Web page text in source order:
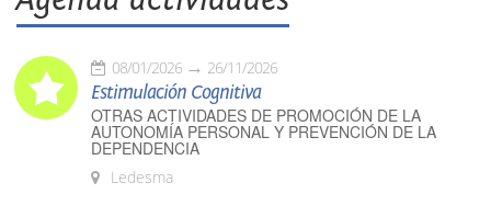
08/01/2026 26/11/2026
Estimulación Cognitiva
OTRAS ACTIVIDADES DE PROMOCIÓN DE LA
AUTONOMÍA PERSONAL Y PREVENCIÓN DE LA
DEPENDENCIA
Ledesma